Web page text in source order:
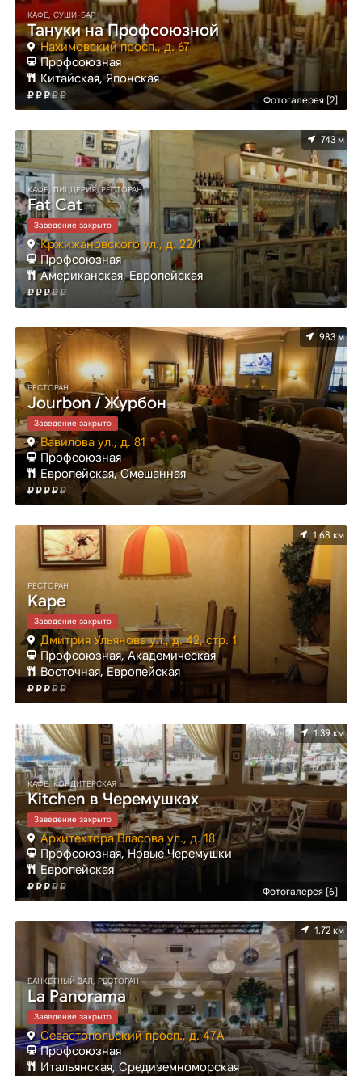
Фотогалерея [2]
КАФЕ, СУШИ-БАР
Тануки на Профсоюзной
Нахимовский просп., д. 67
Профсоюзная
Китайская, Японская
743 м
КАФЕ, ПИЦЦЕРИЯ, РЕСТОРАН
Fat Cat
Заведение закрыто
Кржижановского ул., д. 22/1
Профсоюзная
Американская, Европейская
983 м
РЕСТОРАН
Jourbon / Журбон
Заведение закрыто
Вавилова ул., д. 81
Профсоюзная
Европейская, Смешанная
1.68 км
РЕСТОРАН
Kaрe
Заведение закрыто
Дмитрия Ульянова ул., д. 42, стр. 1
Профсоюзная, Академическая
Восточная, Европейская
Фотогалерея [6]
1.39 км
КАФЕ, КОНДИТЕРСКАЯ
Kitchen в Черемушках
Заведение закрыто
Архитектора Власова ул., д. 18
Профсоюзная, Новые Черемушки
Европейская
1.72 км
БАНКЕТНЫЙ ЗАЛ, РЕСТОРАН
La Panorama
Заведение закрыто
Севастопольский просп., д. 47А
Профсоюзная
Итальянская, Средиземноморская